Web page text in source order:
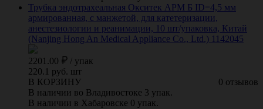
Трубка эндотрахеальная Окситек АРМ Б ID=4,5 мм
армированная, с манжетой, для катетеризации,
анестезиологии и реанимации, 10 шт/упаковка, Китай
(Nanjing Hong An Medical Appliance Co., Ltd.) 1142045
2201.00 / упак
220.1 руб. шт
0 отзывов
В КОРЗИНУ
В наличии во Владивостоке 3 упак.
В наличии в Хабаровске 0 упак.